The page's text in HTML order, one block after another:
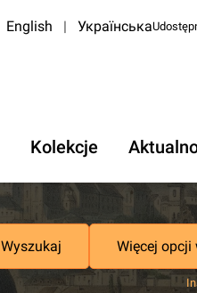
English | Українська
Kolekcje
Wyszukaj Więcej